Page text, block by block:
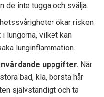
de inte tugga och svälja.
ökar risken
lungorna, vilket kan
lunginflammation.
uppgifter. När
bad, klä, borsta hår
självständigt och ta